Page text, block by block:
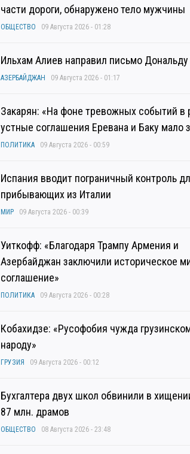
части дороги, обнаружено тело мужчины
ОБЩЕСТВО 09 Августа 2026 - 01:28
Ильхам Алиев направил письмо Дональду
АЗЕРБАЙДЖАН 09 Августа 2026 - 01:17
Закарян: «На фоне тревожных событий в
устные соглашения Еревана и Баку мало
ПОЛИТИКА 09 Августа 2026 - 00:59
Испания вводит пограничный контроль
прибывающих из Италии
МИР 09 Августа 2026 - 00:39
Уиткофф: «Благодаря Трампу Армения и
Азербайджан заключили историческое
соглашение»
ПОЛИТИКА 09 Августа 2026 - 00:28
Кобахидзе: «Русофобия чужда
народу»
ГРУЗИЯ 09 Августа 2026 - 00:12
Бухгалтера двух школ обвинили в
87 млн. драмов
ОБЩЕСТВО 08 Августа 2026 - 23:48